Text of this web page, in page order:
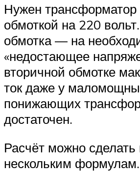
Нужен трансформатор
обмоткой на 220
обмотка — на
«недостающее
вторичной обмотке
ток даже у
понижающих
достаточен.
Расчёт можно сделать
нескольким формулам.